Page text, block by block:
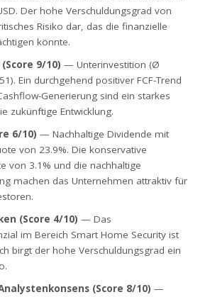
Der hohe Verschuldungsgrad von
Risiko dar, das die finanzielle
könnte.
9/10) — Unterinvestition (Ø
Ein durchgehend positiver FCF-Trend
Generierung sind ein starkes
zukünftige Entwicklung.
6/10) — Nachhaltige Dividende mit
von 23.9%. Die konservative
von 3.1% und die nachhaltige
machen das Unternehmen attraktiv für
(Score 4/10) — Das
im Bereich Smart Home Security ist
birgt der hohe Verschuldungsgrad ein
(Score 8/10) —